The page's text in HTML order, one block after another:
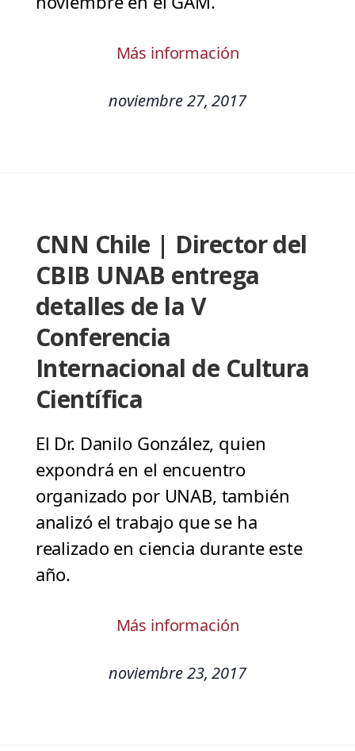
Más información
noviembre 27, 2017
CNN Chile | Director del
CBIB UNAB entrega
detalles de la V
Conferencia
Internacional de Cultura
Científica
El Dr. Danilo González, quien
expondrá en el encuentro
organizado por UNAB, también
analizó el trabajo que se ha
realizado en ciencia durante este
año.
Más información
noviembre 23, 2017